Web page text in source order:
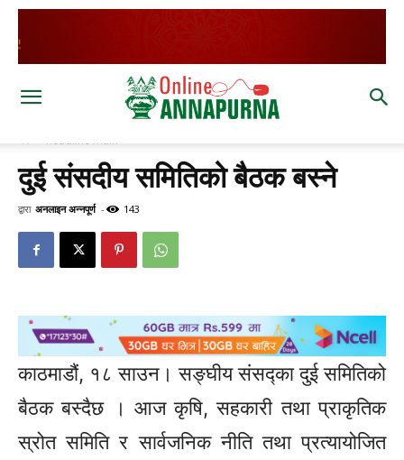
घर headline main
दुई संसदीय समितिको बैठक बस्ने
द्वारा अनलाइन अन्नपूर्ण - 143
काठमाडौं, १८ साउन। सङ्घीय संसद्का दुई समितिको
बैठक बस्दैछ । आज कृषि, सहकारी तथा प्राकृतिक
स्रोत समिति र सार्वजनिक नीति तथा प्रत्यायोजित